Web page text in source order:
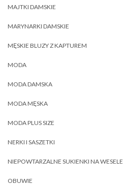
MAJTKI DAMSKIE
MARYNARKI DAMSKIE
MĘSKIE BLUZY Z KAPTUREM
MODA
MODA DAMSKA
MODA MĘSKA
MODA PLUS SIZE
NERKI I SASZETKI
NIEPOWTARZALNE SUKIENKI NA WESELE
OBUWIE